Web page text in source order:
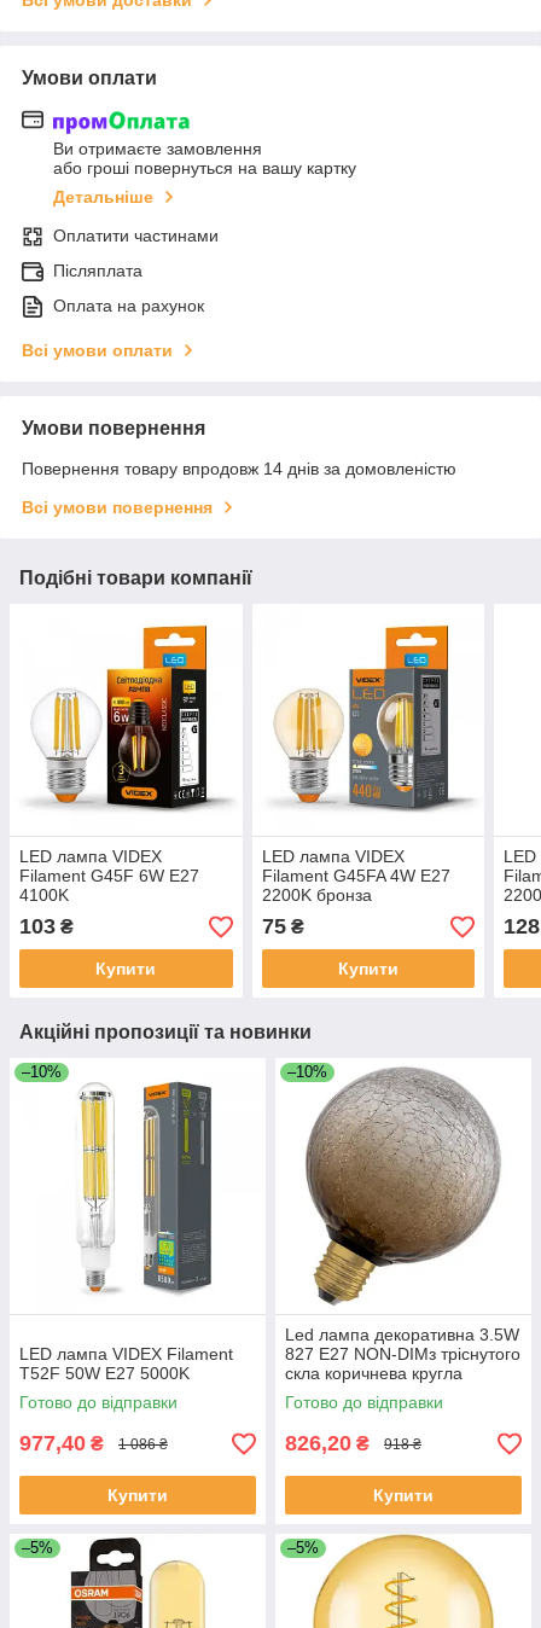
Умови оплати
Ви отримаєте замовлення
або гроші повернуться на вашу картку
Детальніше
Оплатити частинами
Післяплата
Оплата на рахунок
Всі умови оплати
Умови повернення
Повернення товару впродовж 14 днів за домовленістю
Всі умови повернення
Подібні товари компанії
LED лампа VIDEX
Filament G45F 6W E27
4100K
103 ₴
Купити
LED лампа VIDEX
Filament G45FA 4W E27
2200K бронза
75₴
Купити
128
Акційні пропозиції та новинки
–10%
LED лампа VIDEX Filament
T52F 50W E27 5000K
Готово до відправки
977,40 ₴ 1 086 ₴
Купити
–10%
Led лампа декоративна 3.5W
827 E27 NON-DIMз тріснутого
скла коричнева кругла
Готово до відправки
826,20 ₴ 918 ₴
Купити
–5% –5%